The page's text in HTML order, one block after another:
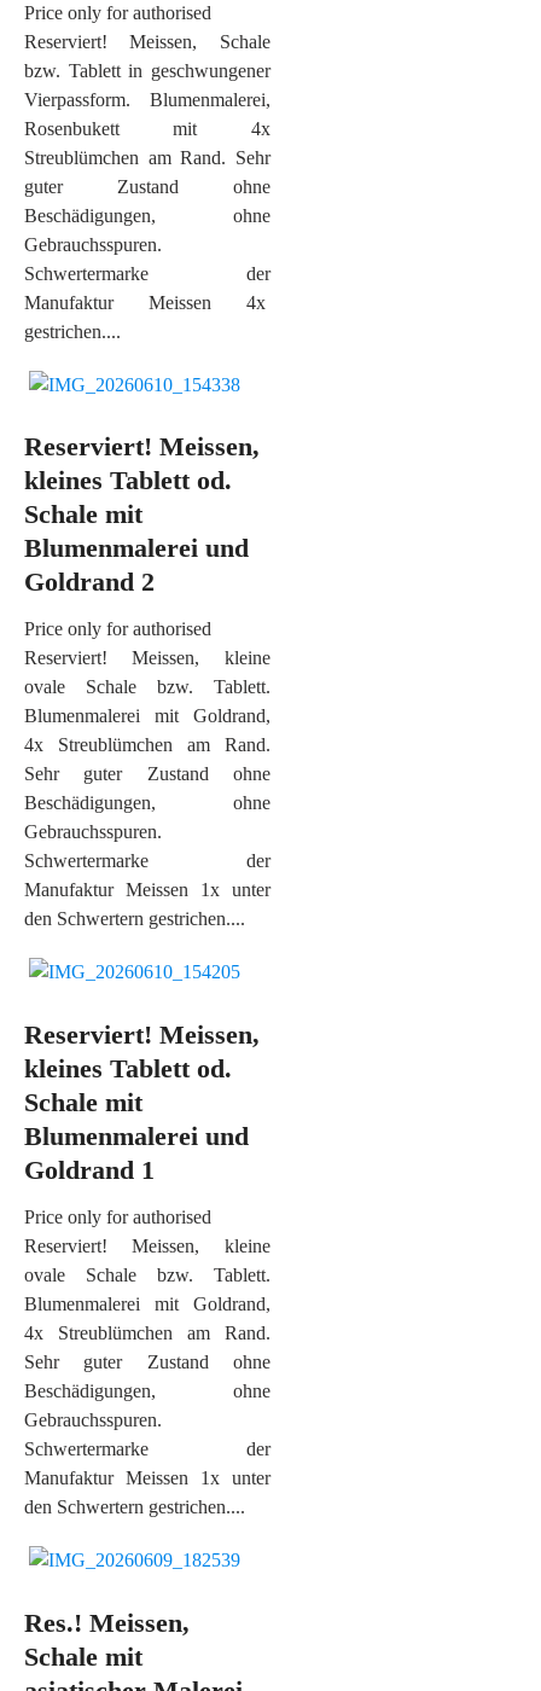
Price only for authorised
Reserviert! Meissen, Schale
bzw. Tablett in geschwungener
Vierpassform. Blumenmalerei,
Rosenbukett mit 4x
Streublümchen am Rand. Sehr
guter Zustand ohne
Beschädigungen, ohne
Gebrauchsspuren.
Schwertermarke der
Manufaktur Meissen 4x
gestrichen....
Reserviert! Meissen,
kleines Tablett od.
Schale mit
Blumenmalerei und
Goldrand 2
Price only for authorised
Reserviert! Meissen, kleine
ovale Schale bzw. Tablett.
Blumenmalerei mit Goldrand,
4x Streublümchen am Rand.
Sehr guter Zustand ohne
Beschädigungen, ohne
Gebrauchsspuren.
Schwertermarke der
Manufaktur Meissen 1x unter
den Schwertern gestrichen....
Reserviert! Meissen,
kleines Tablett od.
Schale mit
Blumenmalerei und
Goldrand 1
Price only for authorised
Reserviert! Meissen, kleine
ovale Schale bzw. Tablett.
Blumenmalerei mit Goldrand,
4x Streublümchen am Rand.
Sehr guter Zustand ohne
Beschädigungen, ohne
Gebrauchsspuren.
Schwertermarke der
Manufaktur Meissen 1x unter
den Schwertern gestrichen....
Res.! Meissen,
Schale mit